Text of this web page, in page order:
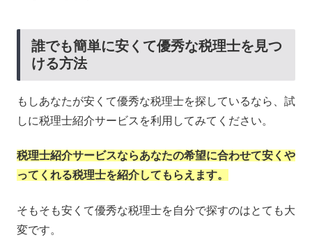
誰でも簡単に安くて優秀な税理士を見つ
ける方法
もしあなたが安くて優秀な税理士を探しているなら、試
しに税理士紹介サービスを利用してみてください。
税理士紹介サービスならあなたの希望に合わせて安くや
ってくれる税理士を紹介してもらえます。
そもそも安くて優秀な税理士を自分で探すのはとても大
変です。